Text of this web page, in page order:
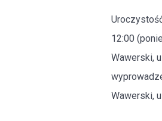
12:00
Wawerski,
Wawerski,